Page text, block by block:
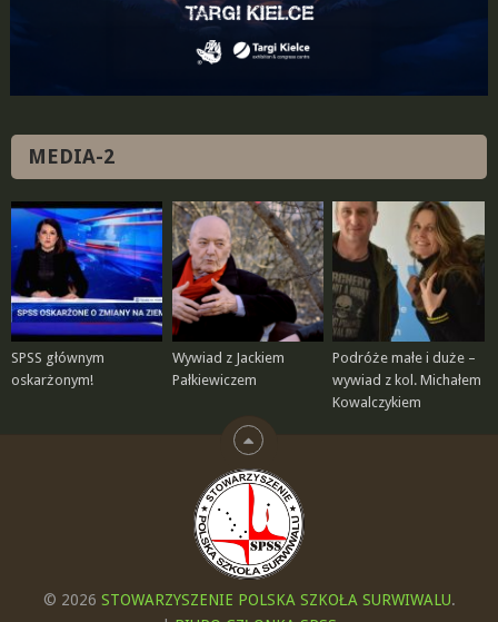
MEDIA-2
SPSS głównym
oskarżonym!
Wywiad z Jackiem
Pałkiewiczem
Podróże małe i duże –
wywiad z kol. Michałem
Kowalczykiem
© 2026 STOWARZYSZENIE POLSKA SZKOŁA SURWIWALU.